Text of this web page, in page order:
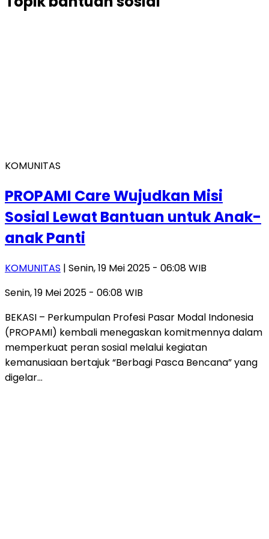
KOMUNITAS
PROPAMI Care Wujudkan Misi
Sosial Lewat Bantuan untuk Anak-
anak Panti
KOMUNITAS | Senin, 19 Mei 2025 - 06:08 WIB
Senin, 19 Mei 2025 - 06:08 WIB
BEKASI – Perkumpulan Profesi Pasar Modal Indonesia
(PROPAMI) kembali menegaskan komitmennya dalam
memperkuat peran sosial melalui kegiatan
kemanusiaan bertajuk “Berbagi Pasca Bencana” yang
digelar…